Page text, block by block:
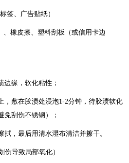
、广告贴纸）
橡皮擦、塑料刮板（或信用卡边
缘，软化粘性；
敷在胶渍处浸泡1-2分钟，待胶渍软化
免刮伤不锈钢）；
，最后用清水湿布清洁并擦干。
导致局部氧化）